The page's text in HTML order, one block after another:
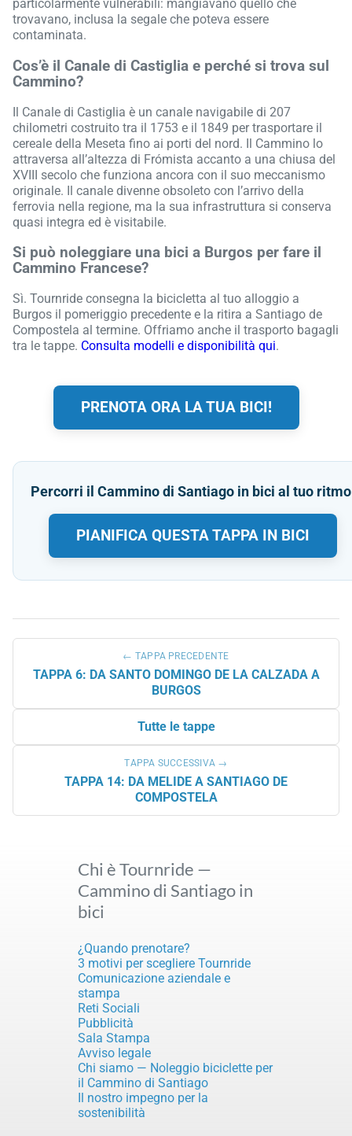
particolarmente vulnerabili: mangiavano quello che
trovavano, inclusa la segale che poteva essere
contaminata.
Cos’è il Canale di Castiglia e perché si trova sul
Cammino?
Il Canale di Castiglia è un canale navigabile di 207
chilometri costruito tra il 1753 e il 1849 per trasportare il
cereale della Meseta fino ai porti del nord. Il Cammino lo
attraversa all’altezza di Frómista accanto a una chiusa del
XVIII secolo che funziona ancora con il suo meccanismo
originale. Il canale divenne obsoleto con l’arrivo della
ferrovia nella regione, ma la sua infrastruttura si conserva
quasi integra ed è visitabile.
Si può noleggiare una bici a Burgos per fare il
Cammino Francese?
Sì. Tournride consegna la bicicletta al tuo alloggio a
Burgos il pomeriggio precedente e la ritira a Santiago de
Compostela al termine. Offriamo anche il trasporto bagagli
tra le tappe. Consulta modelli e disponibilità qui.
PRENOTA ORA LA TUA BICI!
Percorri il Cammino di Santiago in bici al tuo
PIANIFICA QUESTA TAPPA IN BICI
← TAPPA PRECEDENTE
TAPPA 6: DA SANTO DOMINGO DE LA CALZADA A
BURGOS
Tutte le tappe
TAPPA SUCCESSIVA →
TAPPA 14: DA MELIDE A SANTIAGO DE
COMPOSTELA
Chi è Tournride —
Cammino di Santiago in
bici
¿Quando prenotare?
3 motivi per scegliere Tournride
Comunicazione aziendale e
stampa
Reti Sociali
Pubblicità
Sala Stampa
Avviso legale
Chi siamo — Noleggio biciclette per
il Cammino di Santiago
Il nostro impegno per la
sostenibilità